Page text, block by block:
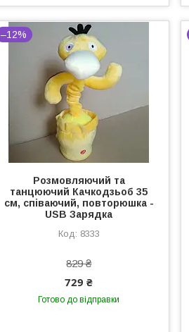
–12%
Розмовляючий та
танцюючий Качкодзьоб 35
см, співаючий, повторюшка -
USB Зарядка
8333
829 ₴
729 ₴
Готово до відправки